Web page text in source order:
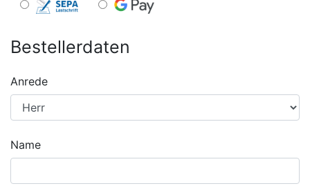
Bestellerdaten
Anrede
Name